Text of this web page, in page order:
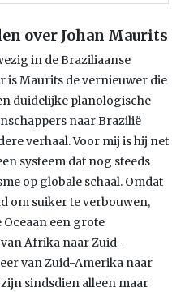
over Johan Maurits
in de Braziliaanse
is Maurits de vernieuwer die
duidelijke planologische
naar Brazilië
verhaal. Voor mij is hij net
systeem dat nog steeds
op globale schaal. Omdat
om suiker te verbouwen,
een grote
Afrika naar Zuid-
van Zuid-Amerika naar
sindsdien alleen maar